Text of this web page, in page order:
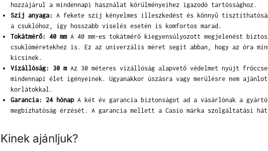
hozzájárul a mindennapi használat körülményeihez igazodó tartóssághoz.
Szíj anyaga: A fekete szíj kényelmes illeszkedést és könnyű
a csuklóhoz, így hosszabb viselés esetén is komfortos marad.
Tokátmérő: 40 mmA 40 mm-es tokátmérő kiegyensúlyozott megjelenést
csuklóméretekhez is. Ez az univerzális méret segít abban, hogy az óra
kicsinek.
Vízállóság: 30 mAz 30 méteres vízállóság alapvető védelmet nyújt
mindennapi élet igényeinek. Ugyanakkor úszásra vagy merülésre nem
korlátokkal.
Garancia: 24 hónapA két év garancia biztonságot ad a vásárlónak a
megbízhatóság érzését. A garancia mellett a Casio márka szolgáltatási
Kinek ajánljuk?